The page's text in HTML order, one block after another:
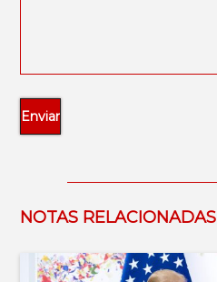
NOTAS RELACIONADAS